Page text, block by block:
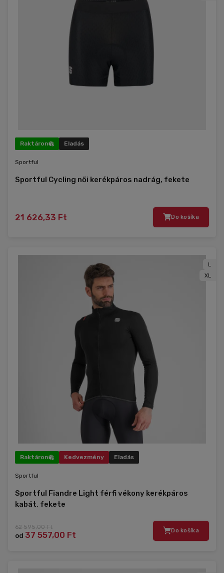
Raktáron Eladás
Sportful
Sportful Cycling női kerékpáros nadrág, fekete
21 626,33 Ft Do košíka
L
XL
Raktáron Kedvezmény Eladás
Sportful
Sportful Fiandre Light férfi vékony kerékpáros
kabát, fekete
62 595,00 Ft
od 37 557,00 Ft Do košíka